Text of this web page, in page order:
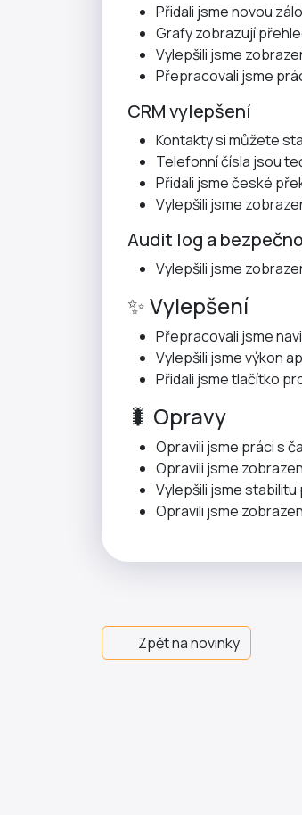
Přidali jsme novou
Grafy zobrazují
Vylepšili jsme
Přepracovali jsme
CRM vylepšení
Kontakty si můžete
Telefonní čísla jsou
Přidali jsme české
Vylepšili jsme
Audit log a
Vylepšili jsme
✨ Vylepšení
Přepracovali jsme
Vylepšili jsme výkon
Přidali jsme tlačítko
🐛 Opravy
Opravili jsme práci s
Opravili jsme
Vylepšili jsme
Opravili jsme
Zpět na novinky